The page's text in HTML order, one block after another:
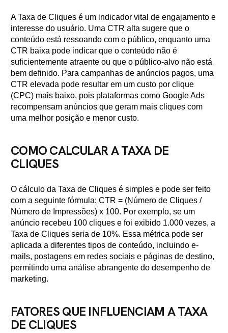
A Taxa de Cliques é um indicador vital de engajamento e
interesse do usuário. Uma CTR alta sugere que o
conteúdo está ressoando com o público, enquanto uma
CTR baixa pode indicar que o conteúdo não é
suficientemente atraente ou que o público-alvo não está
bem definido. Para campanhas de anúncios pagos, uma
CTR elevada pode resultar em um custo por clique
(CPC) mais baixo, pois plataformas como Google Ads
recompensam anúncios que geram mais cliques com
uma melhor posição e menor custo.
COMO CALCULAR A TAXA DE
CLIQUES
O cálculo da Taxa de Cliques é simples e pode ser feito
com a seguinte fórmula: CTR = (Número de Cliques /
Número de Impressões) x 100. Por exemplo, se um
anúncio recebeu 100 cliques e foi exibido 1.000 vezes, a
Taxa de Cliques seria de 10%. Essa métrica pode ser
aplicada a diferentes tipos de conteúdo, incluindo e-
mails, postagens em redes sociais e páginas de destino,
permitindo uma análise abrangente do desempenho de
marketing.
FATORES QUE INFLUENCIAM A TAXA
DE CLIQUES